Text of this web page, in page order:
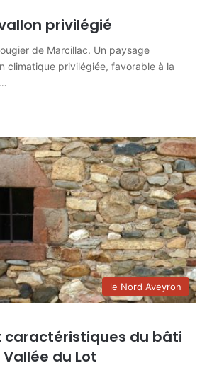
privilégié
de Marcillac. Un paysage
climatique privilégiée, favorable à la
le Nord Aveyron
caractéristiques du bâti
du Lot